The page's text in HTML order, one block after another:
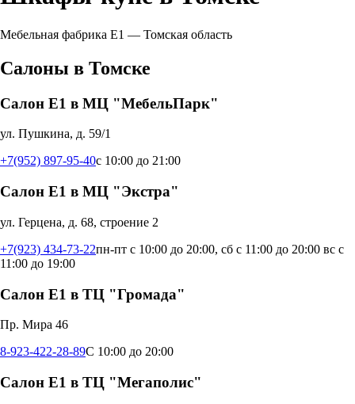
Мебельная фабрика Е1 — Томская область
Салоны в Томске
Салон Е1 в МЦ "МебельПарк"
ул. Пушкина, д. 59/1
+7(952) 897-95-40с 10:00 до 21:00
Салон Е1 в МЦ "Экстра"
ул. Герцена, д. 68, строение 2
+7(923) 434-73-22пн-пт с 10:00 до 20:00, сб с 11:00 до 20:00 вс с
11:00 до 19:00
Салон Е1 в ТЦ "Громада"
Пр. Мира 46
8-923-422-28-89С 10:00 до 20:00
Салон Е1 в ТЦ "Мегаполис"